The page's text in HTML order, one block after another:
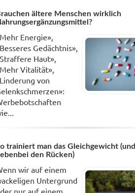
ältere Menschen wirklich
Energie»,
Gedächtnis»,
Haut»,
Vitalität»,
von
trainiert man das Gleichgewicht (und
den Rücken)
wir auf einem
Untergrund
nur auf einem